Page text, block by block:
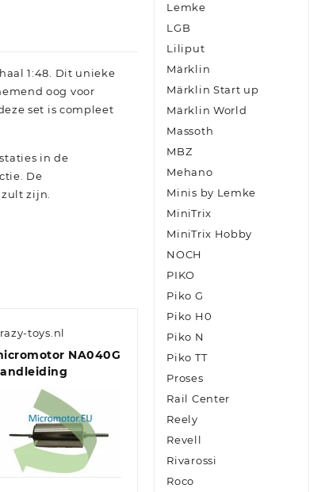
1:48. Dit unieke
oog voor
set is compleet
in de
De
zijn.
toys.nl
NA040G
Lemke
LGB
Liliput
Märklin
Märklin Start up
Märklin World
Massoth
MBZ
Mehano
Minis by Lemke
MiniTrix
MiniTrix Hobby
NOCH
PIKO
Piko G
Piko H0
Piko N
Piko TT
Proses
Rail Center
Reely
Revell
Rivarossi
Roco